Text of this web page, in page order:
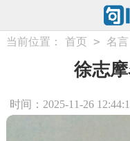
当前位置： 首页 > 名言
徐志
时间：2025-11-26